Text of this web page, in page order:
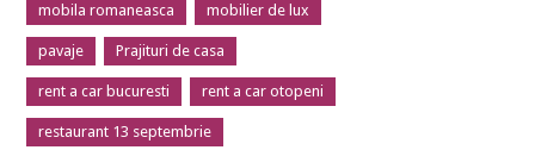
mobila romaneasca mobilier de lux
pavaje Prajituri de casa
rent a car bucuresti rent a car otopeni
restaurant 13 septembrie